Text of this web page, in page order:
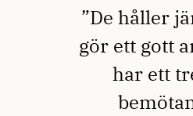
”De håller
gör ett gott
har ett